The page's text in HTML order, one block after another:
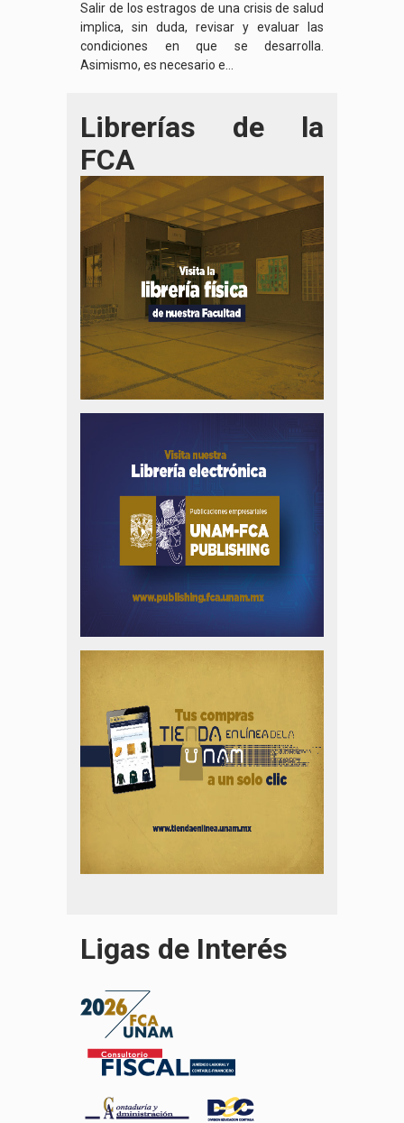
Salir de los estragos de una crisis de salud
implica, sin duda, revisar y evaluar las
condiciones en que se desarrolla.
Asimismo, es necesario e...
Librerías de la
FCA
Ligas de Interés